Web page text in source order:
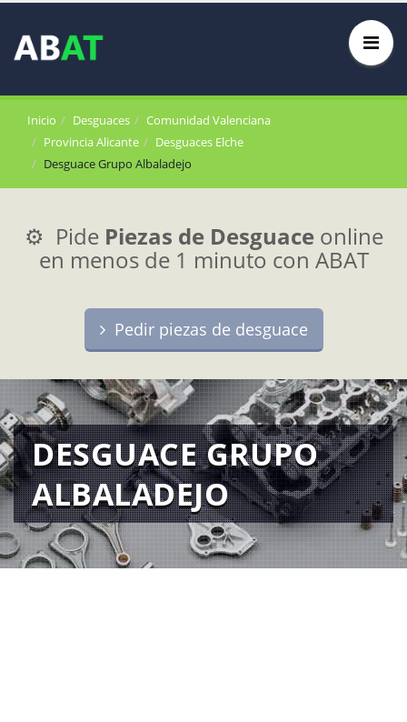
Inicio Desguaces
Comunidad Valenciana
Provincia Alicante
Desguaces Elche
Desguace Grupo Albaladejo
⚙️ Pide Piezas de Desguace online
en menos de 1 minuto con ABAT
Pedir piezas de desguace
DESGUACE GRUPO
ALBALADEJO